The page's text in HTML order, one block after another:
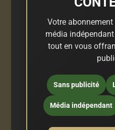
Votre
média
tout en vous
Sans publicité
Média indépendant